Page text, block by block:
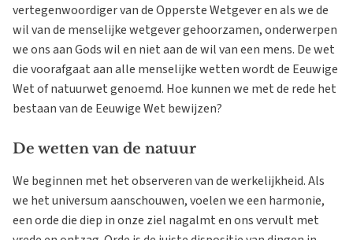
vertegenwoordiger van de Opperste Wetgever en als we de
wil van de menselijke wetgever gehoorzamen, onderwerpen
we ons aan Gods wil en niet aan de wil van een mens. De wet
die voorafgaat aan alle menselijke wetten wordt de Eeuwige
Wet of natuurwet genoemd. Hoe kunnen we met de rede het
bestaan van de Eeuwige Wet bewijzen?
De wetten van de natuur
We beginnen met het observeren van de werkelijkheid. Als
we het universum aanschouwen, voelen we een harmonie,
een orde die diep in onze ziel nagalmt en ons vervult met